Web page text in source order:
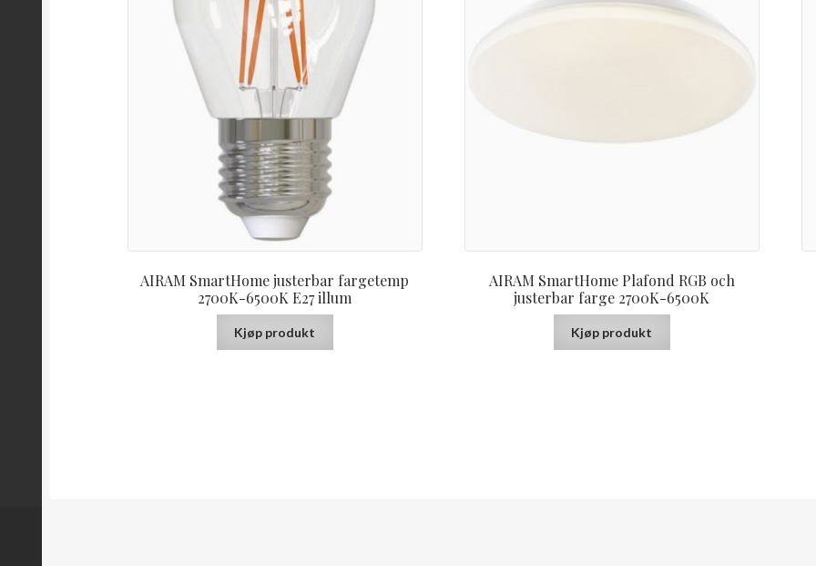
AIRAM SmartHome justerbar fargetemp
2700K-6500K E27 illum
Kjøp produkt
AIRAM SmartHome Plafond RGB och
justerbar farge 2700K-6500K
Kjøp produkt